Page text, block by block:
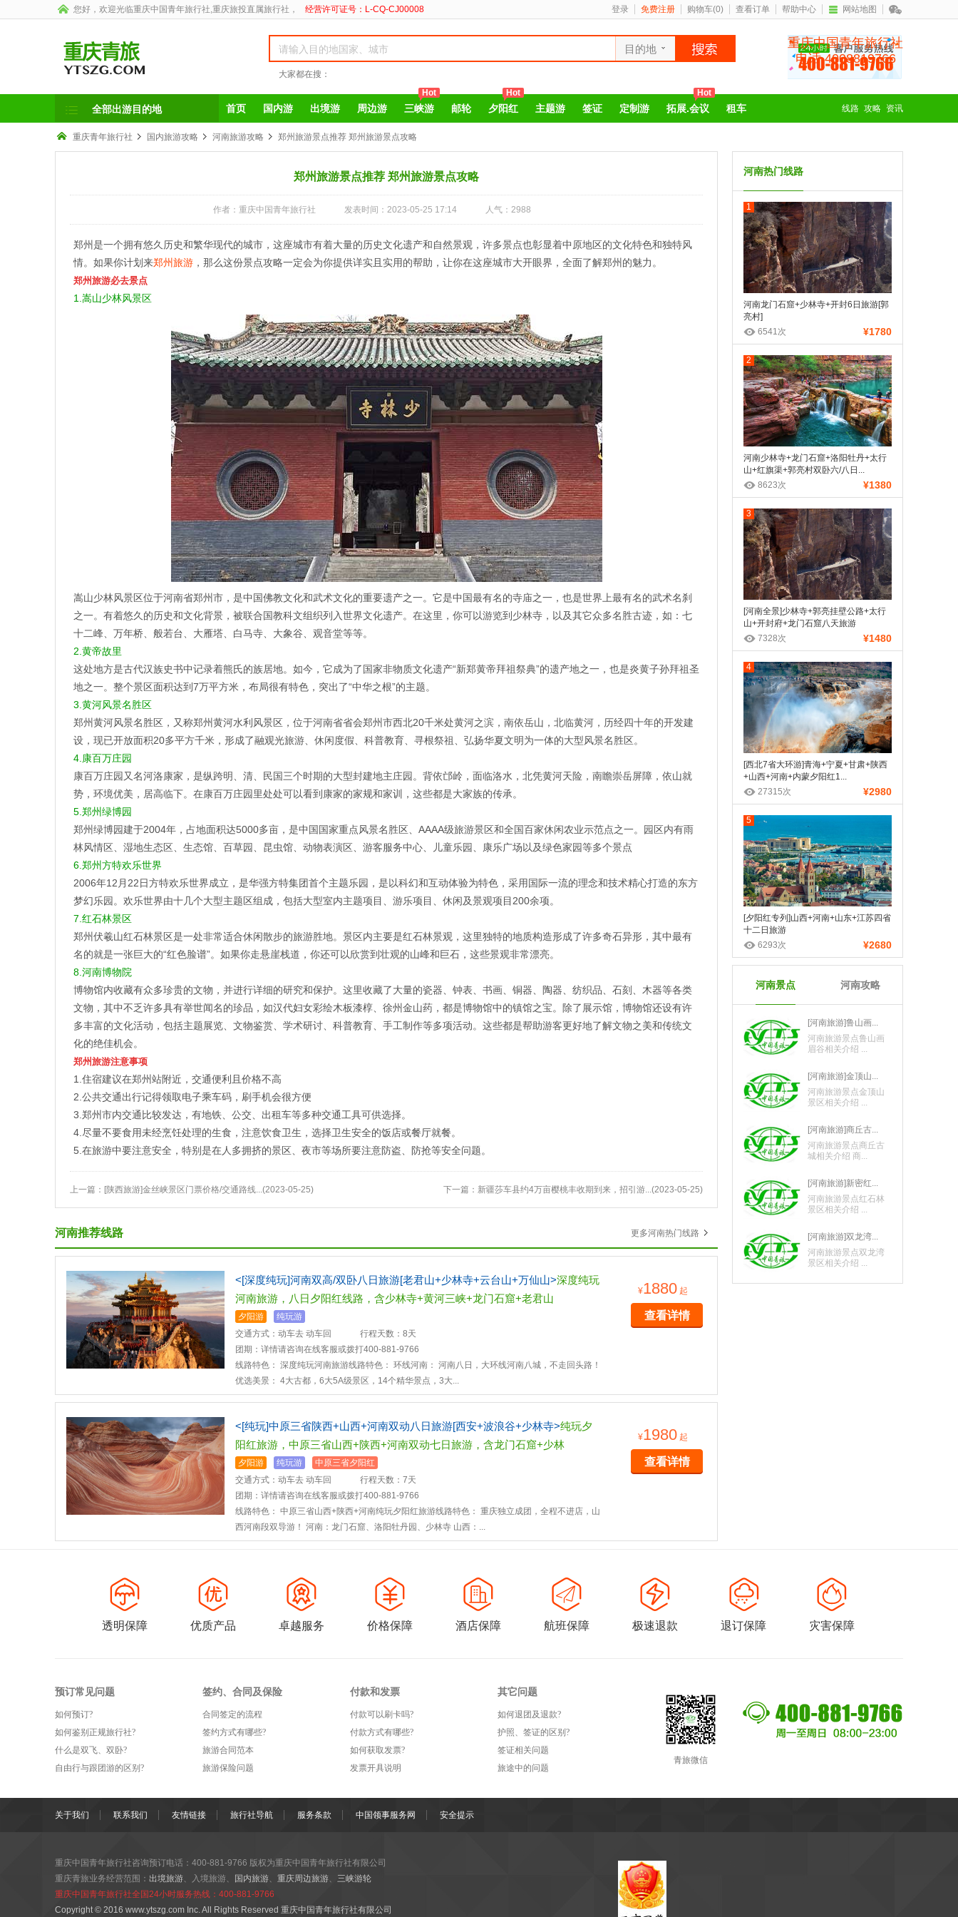
您好，欢迎光临重庆中国青年旅行社,重庆旅投直属旅行社， 经营许可证号：L-CQ-CJ00008 登录 免费注册 购物车(0) 查看订单 帮助中心 网站地图
目的地
大家都在搜：
重庆中国青年旅行社
电话 4008819766
全部出游目的地 首页 国内游 出境游 周边游 三峡游
Hot
邮轮 夕阳红
Hot
主题游 签证 定制游 拓展.会议
Hot
租车 线路 攻略 资讯
重庆青年旅行社 国内旅游攻略 河南旅游攻略 郑州旅游景点推荐 郑州旅游景点攻略
郑州旅游景点推荐 郑州旅游景点攻略
作者：重庆中国青年旅行社 发表时间：2023-05-25 17:14 人气：2988
郑州是一个拥有悠久历史和繁华现代的城市，这座城市有着大量的历史文化遗产和自然景观，许多景点也彰显着中原地区的文化特色和独特风
情。如果你计划来郑州旅游 ，那么这份景点攻略一定会为你提供详实且实用的帮助，让你在这座城市大开眼界，全面了解郑州的魅力。
郑州旅游必去景点
1.嵩山少林风景区
嵩山少林风景区位于河南省郑州市，是中国佛教文化和武术文化的重要遗产之一。它是中国最有名的寺庙之一，也是世界上最有名的武术名刹
之一。有着悠久的历史和文化背景，被联合国教科文组织列入世界文化遗产。在这里，你可以游览到少林寺，以及其它众多名胜古迹，如：七
十二峰、万年桥、般若台、大雁塔、白马寺、大象谷、观音堂等等。
2.黄帝故里
这处地方是古代汉族史书中记录着熊氏的族居地。如今，它成为了国家非物质文化遗产“新郑黄帝拜祖祭典”的遗产地之一，也是炎黄子孙拜祖圣
地之一。整个景区面积达到7万平方米，布局很有特色，突出了“中华之根”的主题。
3.黄河风景名胜区
郑州黄河风景名胜区，又称郑州黄河水利风景区，位于河南省省会郑州市西北20千米处黄河之滨，南依岳山，北临黄河，历经四十年的开发建
设，现已开放面积20多平方千米，形成了融观光旅游、休闲度假、科普教育、寻根祭祖、弘扬华夏文明为一体的大型风景名胜区。
4.康百万庄园
康百万庄园又名河洛康家，是纵跨明、清、民国三个时期的大型封建地主庄园。背依邙岭，面临洛水，北凭黄河天险，南瞻崇岳屏障，依山就
势，环境优美，居高临下。在康百万庄园里处处可以看到康家的家规和家训，这些都是大家族的传承。
5.郑州绿博园
郑州绿博园建于2004年，占地面积达5000多亩，是中国国家重点风景名胜区、AAAA级旅游景区和全国百家休闲农业示范点之一。园区内有雨
林风情区、湿地生态区、生态馆、百草园、昆虫馆、动物表演区、游客服务中心、儿童乐园、康乐广场以及绿色家园等多个景点
6.郑州方特欢乐世界
2006年12月22日方特欢乐世界成立，是华强方特集团首个主题乐园，是以科幻和互动体验为特色，采用国际一流的理念和技术精心打造的东方
梦幻乐园。欢乐世界由十几个大型主题区组成，包括大型室内主题项目、游乐项目、休闲及景观项目200余项。
7.红石林景区
郑州伏羲山红石林景区是一处非常适合休闲散步的旅游胜地。景区内主要是红石林景观，这里独特的地质构造形成了许多奇石异形，其中最有
名的就是一张巨大的“红色脸谱”。如果你走悬崖栈道，你还可以欣赏到壮观的山峰和巨石，这些景观非常漂亮。
8.河南博物院
博物馆内收藏有众多珍贵的文物，并进行详细的研究和保护。这里收藏了大量的瓷器、钟表、书画、铜器、陶器、纺织品、石刻、木器等各类
文物，其中不乏许多具有举世闻名的珍品，如汉代妇女彩绘木板漆椁、徐州金山药，都是博物馆中的镇馆之宝。除了展示馆，博物馆还设有许
多丰富的文化活动，包括主题展览、文物鉴赏、学术研讨、科普教育、手工制作等多项活动。这些都是帮助游客更好地了解文物之美和传统文
化的绝佳机会。
郑州旅游注意事项
1.住宿建议在郑州站附近，交通便利且价格不高
2.公共交通出行记得领取电子乘车码，刷手机会很方便
3.郑州市内交通比较发达，有地铁、公交、出租车等多种交通工具可供选择。
4.尽量不要食用未经烹饪处理的生食，注意饮食卫生，选择卫生安全的饭店或餐厅就餐。
5.在旅游中要注意安全，特别是在人多拥挤的景区、夜市等场所要注意防盗、防抢等安全问题。
上一篇： [陕西旅游]金丝峡景区门票价格/交通路线...(2023-05-25) 下一篇： 新疆莎车县约4万亩樱桃丰收期到来，招引游...(2023-05-25)
河南推荐线路 更多河南热门线路
<[深度纯玩]河南双高/双卧八日旅游[老君山+少林寺+云台山+万仙山>深度纯玩
河南旅游，八日夕阳红线路，含少林寺+黄河三峡+龙门石窟+老君山
夕阳游
纯玩游
交通方式：动车去 动车回
行程天数：8天
团期：详情请咨询在线客服或拨打400-881-9766
线路特色： 深度纯玩河南旅游线路特色： 环线河南： 河南八日，大环线河南八城，不走回头路！
优选美景： 4大古都，6大5A级景区，14个精华景点，3大...
¥1880 起
查看详情
<[纯玩]中原三省陕西+山西+河南双动八日旅游[西安+波浪谷+少林寺>纯玩夕
阳红旅游，中原三省山西+陕西+河南双动七日旅游，含龙门石窟+少林
夕阳游 纯玩游
中原三省夕阳红
交通方式：动车去 动车回
行程天数：7天
团期：详情请咨询在线客服或拨打400-881-9766
线路特色： 中原三省山西+陕西+河南纯玩夕阳红旅游线路特色： 重庆独立成团，全程不进店，山
西河南段双导游！ 河南：龙门石窟、洛阳牡丹园、少林寺 山西：...
¥1980 起
查看详情
河南热门线路
1
河南龙门石窟+少林寺+开封6日旅游[郭
亮村]
6541次
¥1780
2
河南少林寺+龙门石窟+洛阳牡丹+太行
山+红旗渠+郭亮村双卧六/八日...
8623次
¥1380
3
[河南全景]少林寺+郭亮挂壁公路+太行
山+开封府+龙门石窟八天旅游
7328次
¥1480
4
[西北7省大环游]青海+宁夏+甘肃+陕西
+山西+河南+内蒙夕阳红1...
27315次
¥2980
5
[夕阳红专列]山西+河南+山东+江苏四省
十二日旅游
6293次
¥2680
河南景点 河南攻略
[河南旅游]鲁山画...
河南旅游景点鲁山画
眉谷相关介绍 ...
[河南旅游]金顶山...
河南旅游景点金顶山
景区相关介绍 ...
[河南旅游]商丘古...
河南旅游景点商丘古
城相关介绍 商...
[河南旅游]新密红...
河南旅游景点红石林
景区相关介绍 ...
[河南旅游]双龙湾...
河南旅游景点双龙湾
景区相关介绍 ...
透明保障 优质产品 卓越服务 价格保障 酒店保障 航班保障 极速退款 退订保障 灾害保障
预订常见问题
如何预订?
如何鉴别正规旅行社?
什么是双飞、双卧?
自由行与跟团游的区别?
签约、合同及保险
合同签定的流程
签约方式有哪些?
旅游合同范本
旅游保险问题
付款和发票
付款可以刷卡吗?
付款方式有哪些?
如何获取发票?
发票开具说明
其它问题
如何退团及退款?
护照、签证的区别?
签证相关问题
旅途中的问题
青旅微信
关于我们 联系我们 友情链接 旅行社导航 服务条款 中国领事服务网 安全提示
重庆中国青年旅行社咨询预订电话：400-881-9766 版权为重庆中国青年旅行社有限公司
重庆青旅业务经营范围： 出境旅游、入境旅游、 国内旅游、 重庆周边旅游、 三峡游轮
重庆中国青年旅行社全国24小时服务热线：400-881-9766
Copyright © 2016 www.ytszg.com Inc. All Rights Reserved 重庆中国青年旅行社有限公司